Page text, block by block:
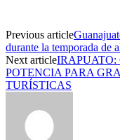
Previous article
durante la temporada de
Next articleIRAPUATO:
POTENCIA PARA
TURÍSTICAS